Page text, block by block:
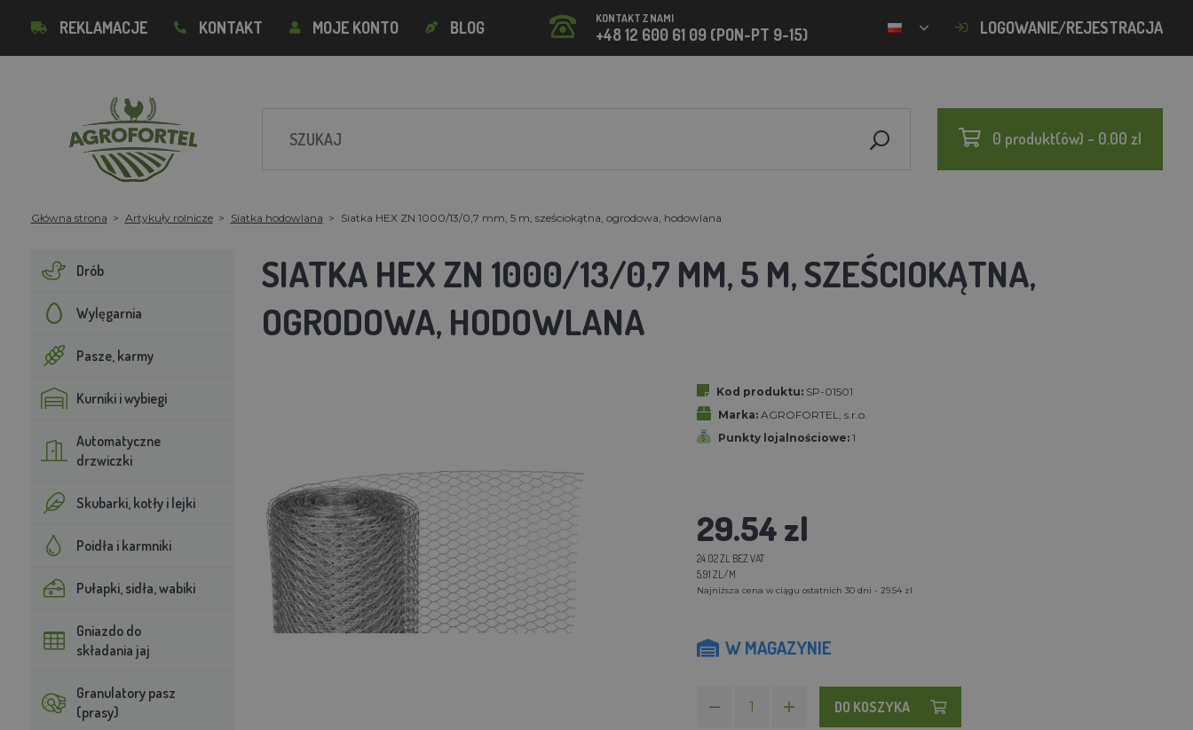
REKLAMACJE KONTAKT MOJE KONTO BLOG KONTAKT Z NAMI
+48 12 600 61 09 (PON-PT 9-15) LOGOWANIE/REJESTRACJA
0 produkt(ów) - 0.00 zl
Główna strona Artykuły rolnicze Siatka hodowlana Siatka HEX ZN 1000/13/0,7 mm, 5 m, sześciokątna, ogrodowa, hodowlana
Drób
Wylęgarnia
Pasze, karmy
Kurniki i wybiegi
Automatyczne
drzwiczki
Skubarki, kotły i lejki
Poidła i karmniki
Pułapki, sidła, wabiki
Gniazdo do
składania jaj
Granulatory pasz
(prasy)
SIATKA HEX ZN 1000/13/0,7 MM, 5 M, SZEŚCIOKĄTNA,
OGRODOWA, HODOWLANA
Kod produktu: SP-01501
Marka: AGROFORTEL, s.r.o.
Punkty lojalnościowe: 1
29.54 zl
24.02 ZL BEZ VAT
5.91 ZL/M
Najniższa cena w ciągu ostatnich 30 dni - 29.54 zl
W MAGAZYNIE
DO KOSZYKA